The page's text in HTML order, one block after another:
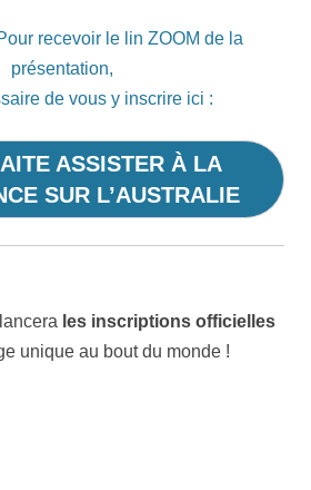
recevoir le lin ZOOM de la
présentation,
de vous y inscrire ici :
ASSISTER À LA
SUR L’AUSTRALIE
les inscriptions officielles
unique au bout du monde !